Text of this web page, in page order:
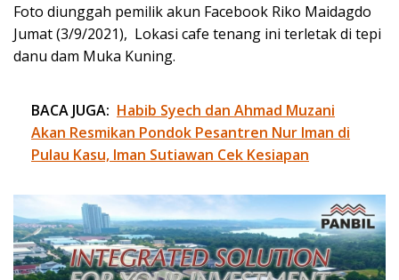
Foto diunggah pemilik akun Facebook Riko Maidagdo
Jumat (3/9/2021), Lokasi cafe tenang ini terletak di tepi
danu dam Muka Kuning.
BACA JUGA: Habib Syech dan Ahmad Muzani
Akan Resmikan Pondok Pesantren Nur Iman di
Pulau Kasu, Iman Sutiawan Cek Kesiapan